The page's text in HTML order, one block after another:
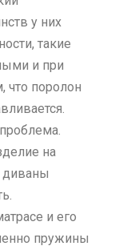
у них
такие
и при
что поролон
на
диваны
и его
пружины